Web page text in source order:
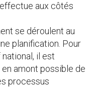
aux côtés
se déroulent au
planification. Pour
il est
amont possible de
processus